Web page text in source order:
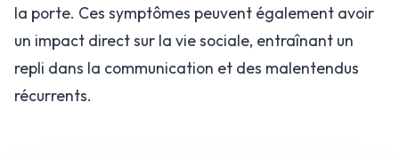
la porte. Ces symptômes peuvent également avoir
un impact direct sur la vie sociale, entraînant un
repli dans la communication et des malentendus
récurrents.